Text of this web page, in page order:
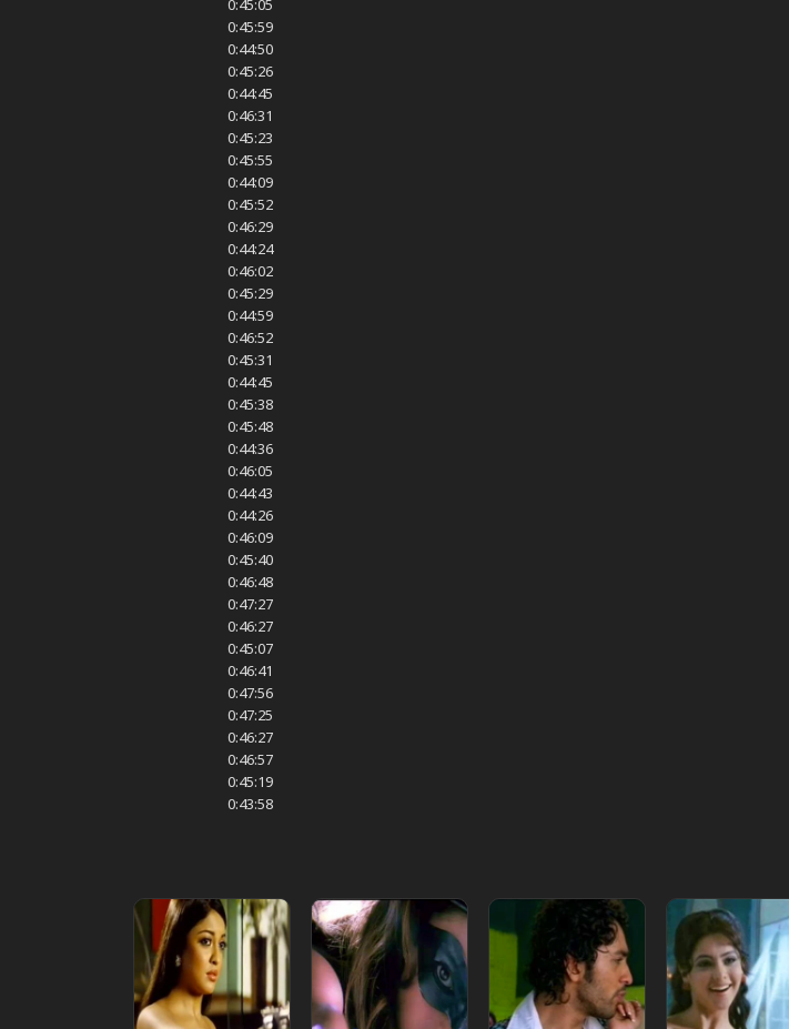
0:45:59
0:44:50
0:45:26
0:44:45
0:46:31
0:45:23
0:45:55
0:44:09
0:45:52
0:46:29
0:44:24
0:46:02
0:45:29
0:44:59
0:46:52
0:45:31
0:44:45
0:45:38
0:45:48
0:44:36
0:46:05
0:44:43
0:44:26
0:46:09
0:45:40
0:46:48
0:47:27
0:46:27
0:45:07
0:46:41
0:47:56
0:47:25
0:46:27
0:46:57
0:45:19
0:43:58